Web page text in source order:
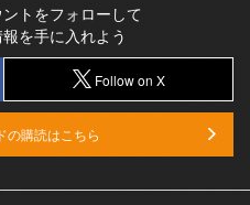
トをフォローして
を手に入れよう
Follow on X
購読はこちら